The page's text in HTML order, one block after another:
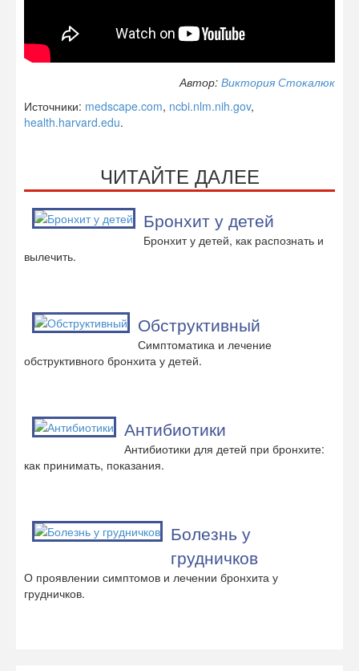
Автор: Виктория Стокалюк
Источники: medscape.com, ncbi.nlm.nih.gov,
health.harvard.edu.
ЧИТАЙТЕ ДАЛЕЕ
Бронхит у детей
Бронхит у детей, как распознать и
вылечить.
Обструктивный
Симптоматика и лечение
обструктивного бронхита у детей.
Антибиотики
Антибиотики для детей при бронхите:
как принимать, показания.
Болезнь у
грудничков
О проявлении симптомов и лечении бронхита у
грудничков.